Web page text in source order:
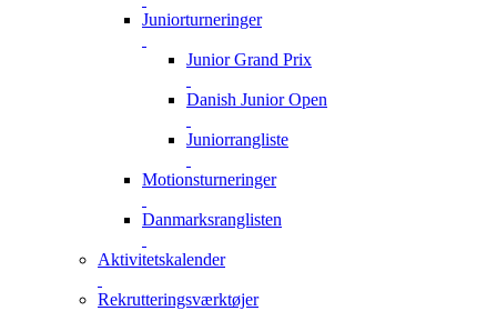
Juniorturneringer
Junior Grand Prix
Danish Junior Open
Juniorrangliste
Motionsturneringer
Danmarksranglisten
Aktivitetskalender
Rekrutteringsværktøjer